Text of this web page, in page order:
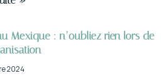
Mexique : n’oubliez rien lors de
2024